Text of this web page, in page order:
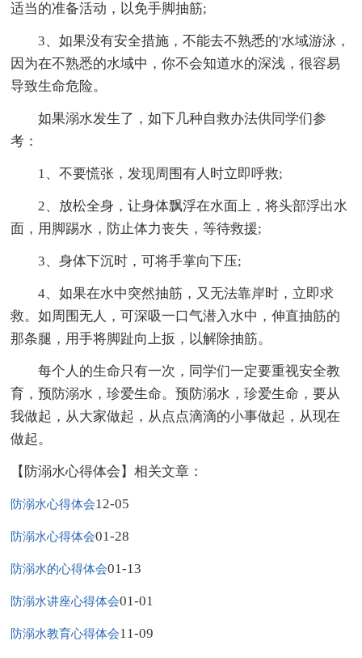
适当的准备活动，以免手脚抽筋;
3、如果没有安全措施，不能去不熟悉的'水域游泳，
因为在不熟悉的水域中，你不会知道水的深浅，很容易
导致生命危险。
如果溺水发生了，如下几种自救办法供同学们参
考：
1、不要慌张，发现周围有人时立即呼救;
2、放松全身，让身体飘浮在水面上，将头部浮出水
面，用脚踢水，防止体力丧失，等待救援;
3、身体下沉时，可将手掌向下压;
4、如果在水中突然抽筋，又无法靠岸时，立即求
救。如周围无人，可深吸一口气潜入水中，伸直抽筋的
那条腿，用手将脚趾向上扳，以解除抽筋。
每个人的生命只有一次，同学们一定要重视安全教
育，预防溺水，珍爱生命。预防溺水，珍爱生命，要从
我做起，从大家做起，从点点滴滴的小事做起，从现在
做起。
【防溺水心得体会】相关文章：
防溺水心得体会12-05
防溺水心得体会01-28
防溺水的心得体会01-13
防溺水讲座心得体会01-01
防溺水教育心得体会11-09